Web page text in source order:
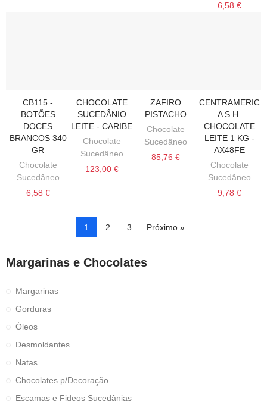
6,58 €
VER MAIS
CB115 -
BOTÕES
DOCES
BRANCOS 340
GR
Chocolate
Sucedâneo
6,58 €
SELECIONE
CHOCOLATE
SUCEDÂNIO
LEITE - CARIBE
Chocolate
Sucedâneo
123,00 €
SELECIONE
ZAFIRO
PISTACHO
Chocolate
Sucedâneo
85,76 €
ADICIONAR AO
CENTRAMERIC
A S.H.
CHOCOLATE
LEITE 1 KG -
AX48FE
Chocolate
Sucedâneo
9,78 €
1 2 3 Próximo »
Margarinas e Chocolates
Margarinas
Gorduras
Óleos
Desmoldantes
Natas
Chocolates p/Decoração
Escamas e Fideos Sucedânias